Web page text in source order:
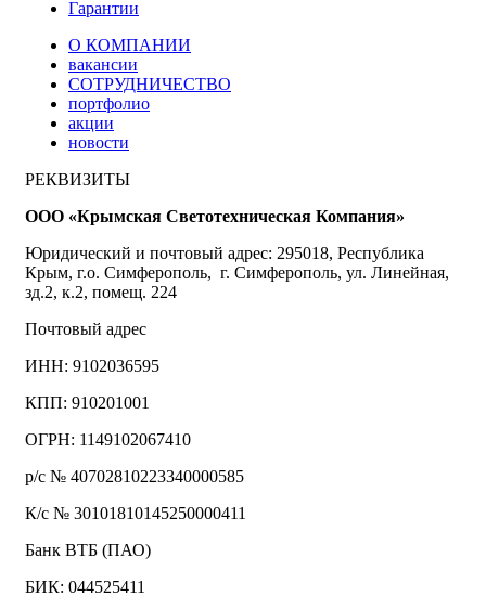
Гарантии
О КОМПАНИИ
вакансии
СОТРУДНИЧЕСТВО
портфолио
акции
новости
РЕКВИЗИТЫ
ООО «Крымская Светотехническая Компания»
Юридический и почтовый адрес: 295018, Республика
Крым, г.о. Симферополь, г. Симферополь, ул. Линейная,
зд.2, к.2, помещ. 224
Почтовый адрес
ИНН: 9102036595
КПП: 910201001
ОГРН: 1149102067410
р/с № 40702810223340000585
К/с № 30101810145250000411
Банк ВТБ (ПАО)
БИК: 044525411